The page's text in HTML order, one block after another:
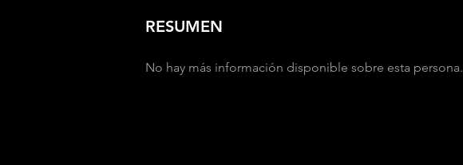
RESUMEN
No hay más información disponible sobre esta persona.